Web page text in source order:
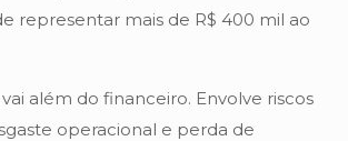
representar mais de R$ 400 mil ao
além do financeiro. Envolve riscos
operacional e perda de